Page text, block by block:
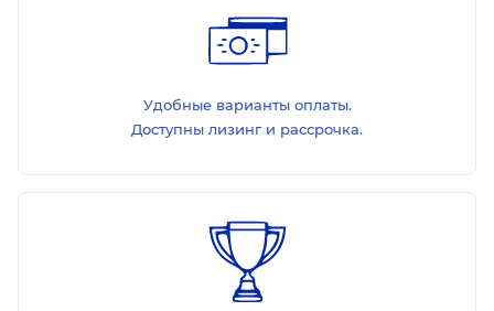
Удобные варианты оплаты.
Доступны лизинг и рассрочка.